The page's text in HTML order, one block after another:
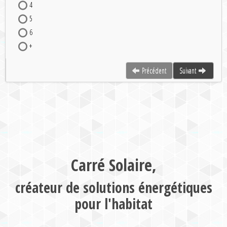
4
5
6
+
Précédent Suivant
Carré Solaire,
créateur de solutions énergétiques
pour l'habitat